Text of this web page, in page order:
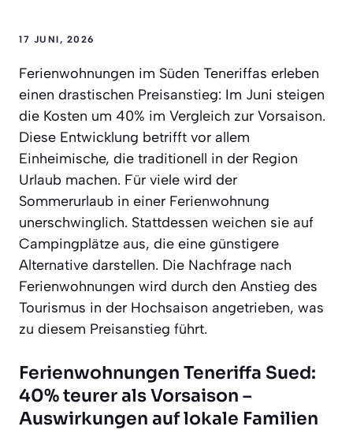
17 JUNI, 2026
Ferienwohnungen im Süden Teneriffas erleben
einen drastischen Preisanstieg: Im Juni steigen
die Kosten um 40% im Vergleich zur Vorsaison.
Diese Entwicklung betrifft vor allem
Einheimische, die traditionell in der Region
Urlaub machen. Für viele wird der
Sommerurlaub in einer Ferienwohnung
unerschwinglich. Stattdessen weichen sie auf
Campingplätze aus, die eine günstigere
Alternative darstellen. Die Nachfrage nach
Ferienwohnungen wird durch den Anstieg des
Tourismus in der Hochsaison angetrieben, was
zu diesem Preisanstieg führt.
Ferienwohnungen Teneriffa Sued:
40% teurer als Vorsaison –
Auswirkungen auf lokale Familien